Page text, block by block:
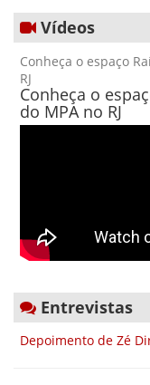
Vídeos
Conheça o espaço
RJ
Conheça o
do MPA no RJ
Entrevistas
Depoimento de Zé